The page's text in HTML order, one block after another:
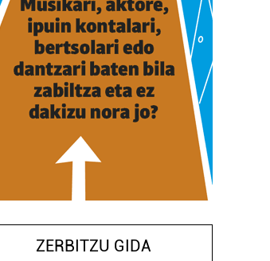
ZERBITZU GIDA